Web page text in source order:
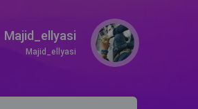
Majid_ellyasi
Majid_ellyasi